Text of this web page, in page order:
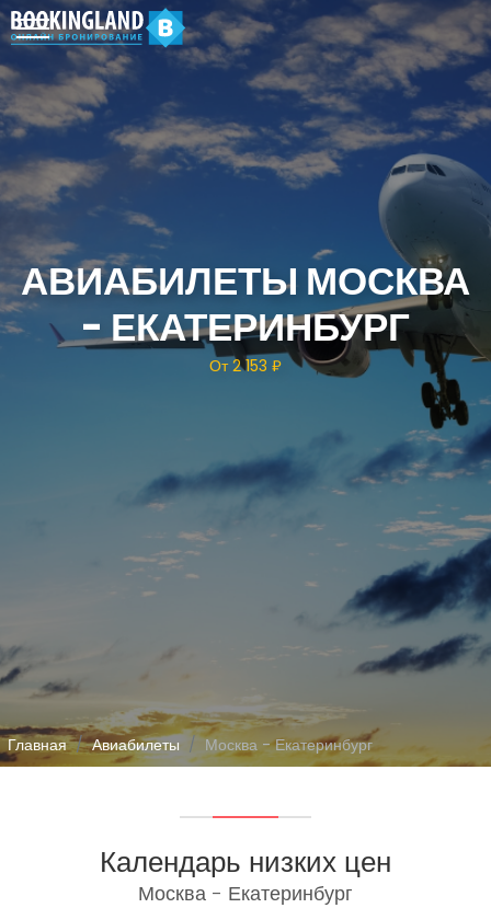
АВИАБИЛЕТЫ МОСКВА
- ЕКАТЕРИНБУРГ
От 2 153 ₽
Главная Авиабилеты Москва - Екатеринбург
Календарь низких цен
Москва - Екатеринбург